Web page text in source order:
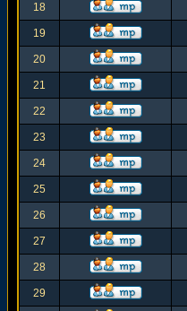
18
19
20
21
22
23
24
25
26
27
28
29